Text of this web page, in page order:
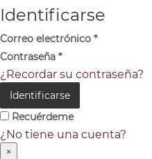
Identificarse
Correo electrónico *
Contraseña *
¿Recordar su contraseña?
Identificarse
Recuérdeme
¿No tiene una cuenta?
×